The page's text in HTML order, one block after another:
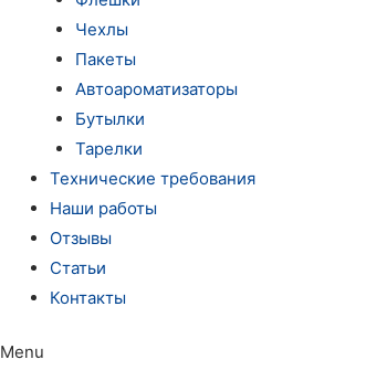
Чехлы
Пакеты
Автоароматизаторы
Бутылки
Тарелки
Технические требования
Наши работы
Отзывы
Статьи
Контакты
Menu